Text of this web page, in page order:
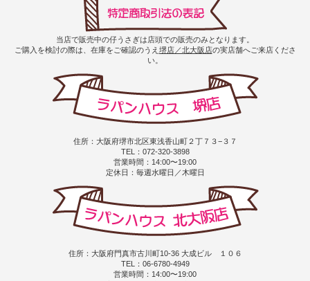
当店で販売中の仔うさぎは店頭での販売のみとなります。
ご購入を検討の際は、在庫をご確認のうえ 堺店／北大阪店の実店舗へご来店くださ
い。
住所：大阪府堺市北区東浅香山町２丁７３−３７
TEL：072-320-3898
営業時間：14:00〜19:00
定休日：毎週水曜日／木曜日
住所：大阪府門真市古川町10-36 大成ビル １０６
TEL：06-6780-4949
営業時間：14:00〜19:00